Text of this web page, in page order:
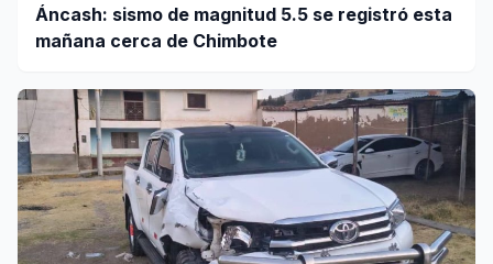
Áncash: sismo de magnitud 5.5 se registró esta
mañana cerca de Chimbote